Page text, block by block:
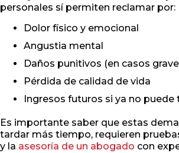
personales sí permiten reclamar por:
Dolor físico y emocional
Angustia mental
Daños punitivos (en casos
Pérdida de calidad de vida
Ingresos futuros si ya no puede
Es importante saber que estas
tardar más tiempo, requieren
y la asesoría de un abogado con